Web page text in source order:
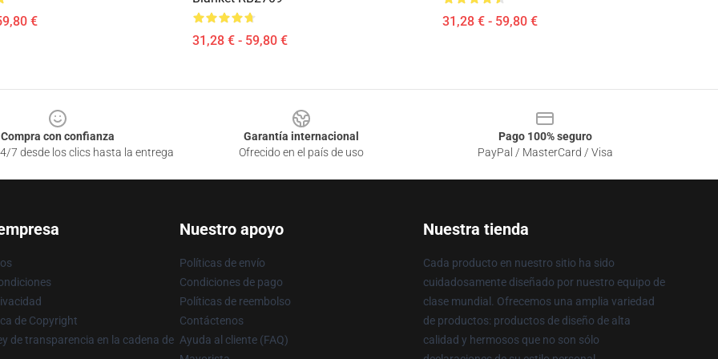
€
31,28 € - 59,80 €
31,28 € - 59,80 €
Compra con confianza
7 desde los clics hasta la entrega
Garantía internacional
Ofrecido en el país de uso
Pago 100% seguro
PayPal / MasterCard / Visa
de Copyright
de transparencia en la cadena de
Nuestro apoyo
Políticas de envío
Condiciones de pago
Políticas de reembolso
Contáctenos
Ayuda al cliente (FAQ)
Nuestra tienda
Cada producto en nuestro sitio ha sido
cuidadosamente diseñado por nuestro equipo de
clase mundial. Ofrecemos una amplia variedad
de productos: productos de diseño de alta
calidad y hermosos que no son sólo